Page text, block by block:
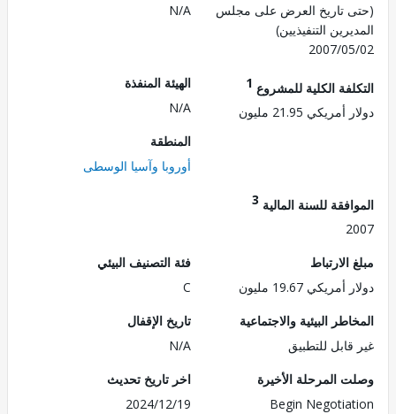
تاريخ العرض على مجلس
التنفيذيين)
2007/
N/A
الكلية للمشروع1
21.95 مليون
الهيئة المنفذة
أوروبا وآسيا الوسطى
للسنة المالية3
19.67 مليون
فئة التصنيف البيئي
البيئية والاجتماعية
للتطبيق
تاريخ الإقفال
المرحلة الأخيرة
Begin
اخر تاريخ تحديث
2024/12/19